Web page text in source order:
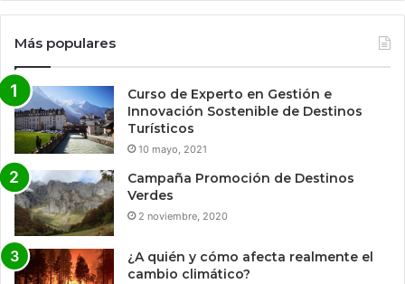
Más populares
Curso de Experto en Gestión e
Innovación Sostenible de Destinos
Turísticos
10 mayo, 2021
Campaña Promoción de Destinos
Verdes
2 noviembre, 2020
¿A quién y cómo afecta realmente el
cambio climático?